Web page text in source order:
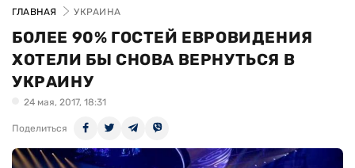
ГЛАВНАЯ УКРАИНА
БОЛЕЕ 90% ГОСТЕЙ ЕВРОВИДЕНИЯ
ХОТЕЛИ БЫ СНОВА ВЕРНУТЬСЯ В
УКРАИНУ
24 мая, 2017, 18:31
Поделиться